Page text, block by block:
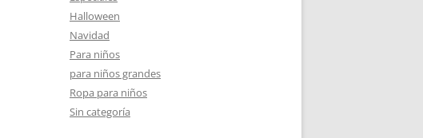
Halloween
Navidad
Para niños
para niños grandes
Ropa para niños
Sin categoría